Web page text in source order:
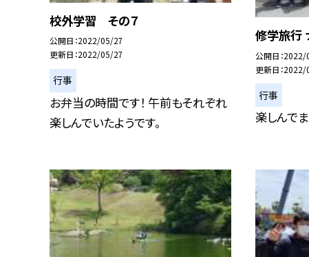
校外学習 その７
公開日 2022/05/27
更新日 2022/05/27
行事
お弁当の時間です！ 午前もそれぞれ
楽しんでいたようです。
修学旅行
公開日 2022/
更新日 2022/
行事
楽しんで